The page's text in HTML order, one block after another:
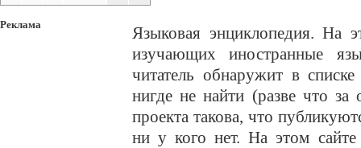
Реклама
Языковая энциклопедия. На
изучающих иностранные
читатель обнаружит в
нигде не найти (разве что
проекта такова, что
ни у кого нет. На этом